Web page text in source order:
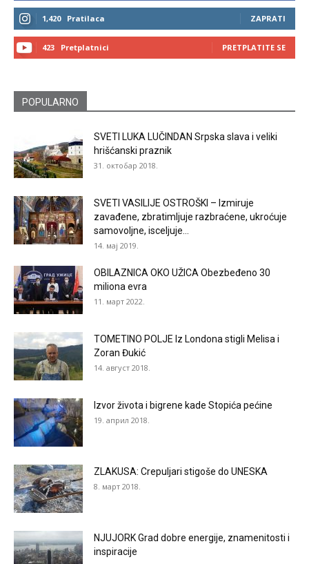
1,420 Pratilaca ZAPRATI
423 Pretplatnici PRETPLATITE SE
POPULARNO
SVETI LUKA LUČINDAN Srpska slava i veliki
hrišćanski praznik
31. октобар 2018.
SVETI VASILIJE OSTROŠKI – Izmiruje
zavađene, zbratimljuje razbraćene, ukroćuje
samovoljne, isceljuje...
14. мај 2019.
OBILAZNICA OKO UŽICA Obezbeđeno 30
miliona evra
11. март 2022.
TOMETINO POLJE Iz Londona stigli Melisa i
Zoran Đukić
14. август 2018.
Izvor života i bigrene kade Stopića pećine
19. април 2018.
ZLAKUSA: Crepuljari stigoše do UNESKA
8. март 2018.
NJUJORK Grad dobre energije, znamenitosti i
inspiracije